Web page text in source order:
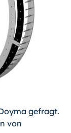
gefragt.
von